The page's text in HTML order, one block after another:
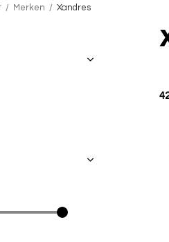
Merken Xandres